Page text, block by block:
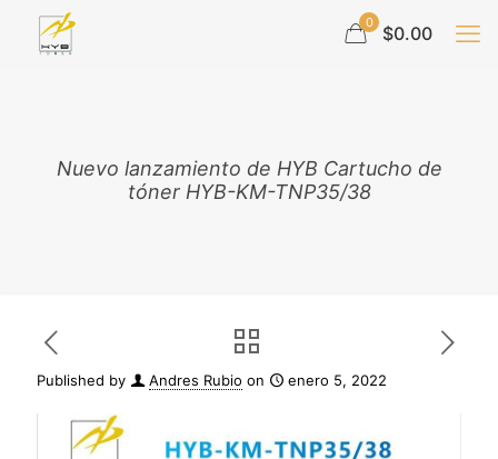
0 $0.00
Nuevo lanzamiento de HYB Cartucho de
tóner HYB-KM-TNP35/38
Published by Andres Rubio on enero 5, 2022